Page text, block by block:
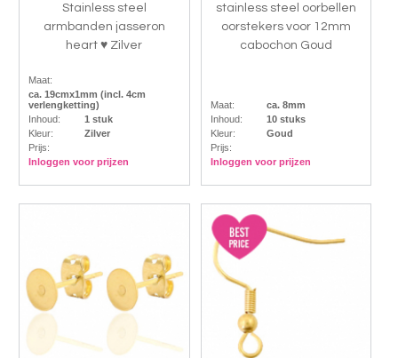
Stainless steel
armbanden jasseron
heart ♥ Zilver
Maat:
ca. 19cmx1mm (incl. 4cm
verlengketting)
Inhoud:
1 stuk
Kleur:
Zilver
Prijs:
Inloggen voor prijzen
stainless steel oorbellen
oorstekers voor 12mm
cabochon Goud
Maat:
ca. 8mm
Inhoud:
10 stuks
Kleur:
Goud
Prijs:
Inloggen voor prijzen